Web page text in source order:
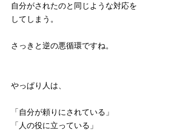
自分がされたのと同じような対応を
してしまう。
さっきと逆の悪循環ですね。
やっぱり人は、
「自分が頼りにされている」
「人の役に立っている」